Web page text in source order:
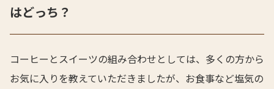
はどっち？
コーヒーとスイーツの組み合わせとしては、多くの方から
お気に入りを教えていただきましたが、お食事など塩気の